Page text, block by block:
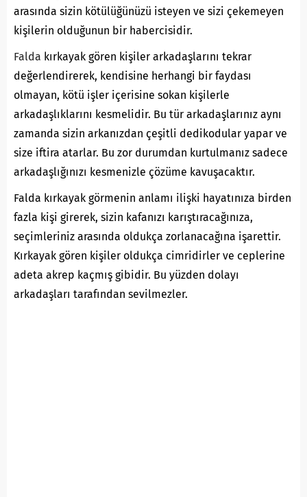
arasında sizin kötülüğünüzü isteyen ve sizi çekemeyen
kişilerin olduğunun bir habercisidir.
Falda kırkayak gören kişiler arkadaşlarını tekrar
değerlendirerek, kendisine herhangi bir faydası
olmayan, kötü işler içerisine sokan kişilerle
arkadaşlıklarını kesmelidir. Bu tür arkadaşlarınız aynı
zamanda sizin arkanızdan çeşitli dedikodular yapar ve
size iftira atarlar. Bu zor durumdan kurtulmanız sadece
arkadaşlığınızı kesmenizle çözüme kavuşacaktır.
Falda kırkayak görmenin anlamı ilişki hayatınıza birden
fazla kişi girerek, sizin kafanızı karıştıracağınıza,
seçimleriniz arasında oldukça zorlanacağına işarettir.
Kırkayak gören kişiler oldukça cimridirler ve ceplerine
adeta akrep kaçmış gibidir. Bu yüzden dolayı
arkadaşları tarafından sevilmezler.